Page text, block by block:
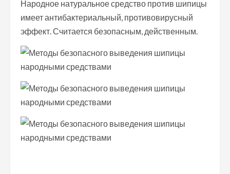
Народное натуральное средство против шипицы
имеет антибактериальный, противовирусный
эффект. Считается безопасным, действенным.